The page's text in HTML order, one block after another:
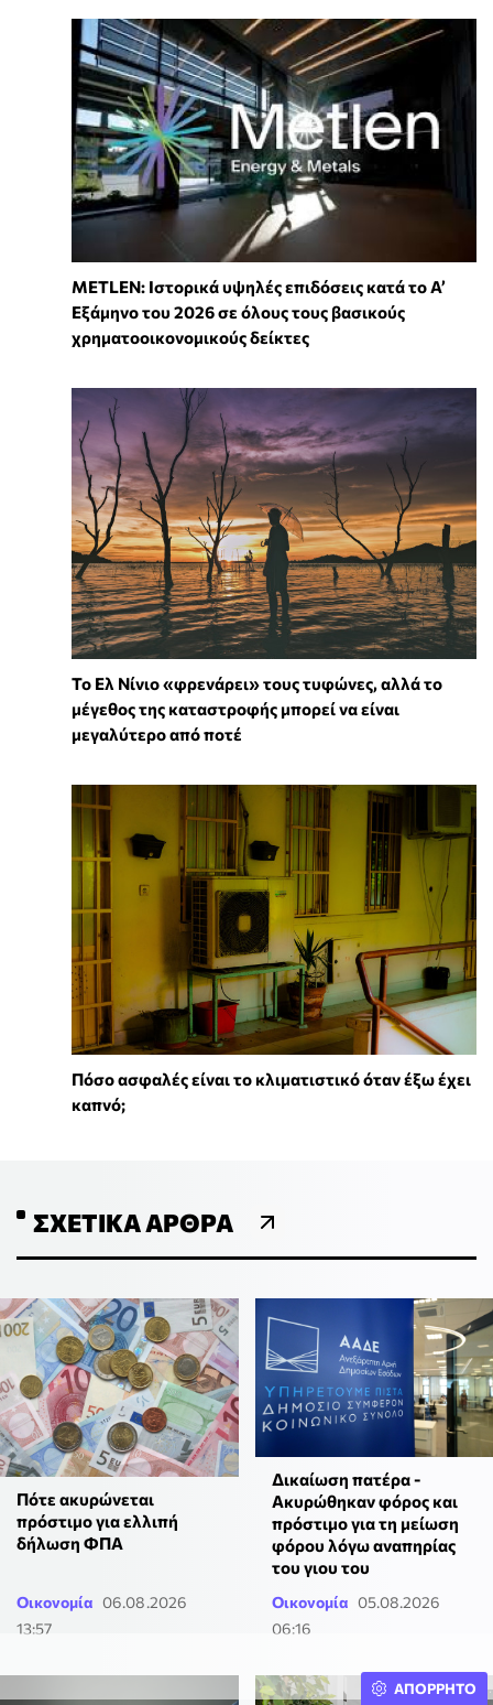
METLEN: Ιστορικά υψηλές επιδόσεις κατά το Α’
Εξάμηνο του 2026 σε όλους τους βασικούς
χρηματοοικονομικούς δείκτες
Το Ελ Νίνιο «φρενάρει» τους τυφώνες, αλλά το
μέγεθος της καταστροφής μπορεί να είναι
μεγαλύτερο από ποτέ
Πόσο ασφαλές είναι το κλιματιστικό όταν έξω έχει
καπνό;
ΣΧΕΤΙΚΆ ΆΡΘΡΑ
Πότε ακυρώνεται
πρόστιμο για ελλιπή
δήλωση ΦΠΑ
Οικονομία 06.08.2026
13:57
Δικαίωση πατέρα -
Ακυρώθηκαν φόρος και
πρόστιμο για τη μείωση
φόρου λόγω αναπηρίας
του γιου του
Οικονομία 05.08.2026
06:16
ΑΠΟΡΡΗΤΟ